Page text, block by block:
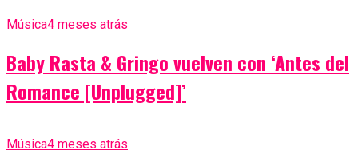
Música4 meses atrás
Baby Rasta & Gringo vuelven con ‘Antes del
Romance [Unplugged]’
Música4 meses atrás